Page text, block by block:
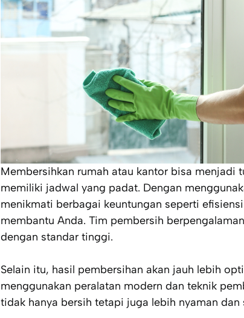
Membersihkan rumah atau kantor bisa menjadi
memiliki jadwal yang padat. Dengan
menikmati berbagai keuntungan seperti
membantu Anda. Tim pembersih
dengan standar tinggi.
Selain itu, hasil pembersihan akan jauh lebih
menggunakan peralatan modern dan teknik
tidak hanya bersih tetapi juga lebih nyaman